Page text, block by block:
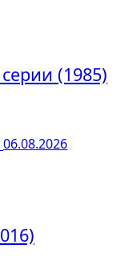
(1985)
06.08.2026